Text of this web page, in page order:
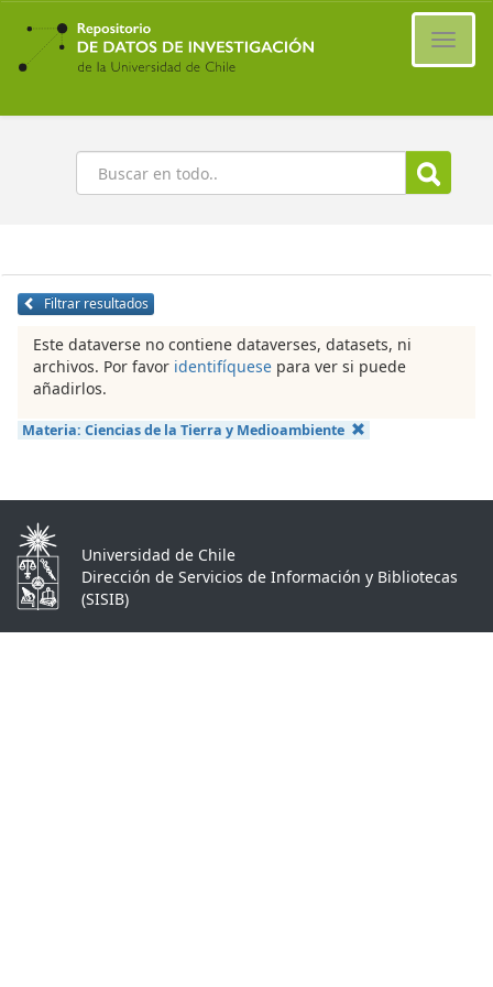
Ir
contenido
principal
Buscar
Filtrar resultados
Este dataverse no contiene dataverses, datasets, ni
archivos. Por favor identifíquese para ver si puede
añadirlos.
Materia: Ciencias de la Tierra y Medioambiente
Universidad de Chile
Dirección de Servicios de Información y Bibliotecas
(SISIB)